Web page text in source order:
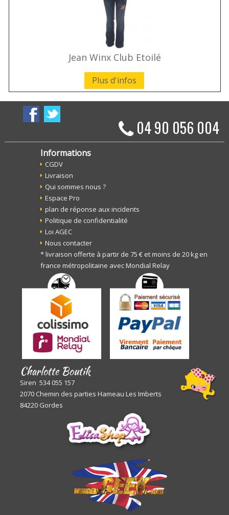
Jean Winx Club Etoilé
Plus d'infos
04 90 056 004
Informations
CGDV
Livraison
Qui sommes nous ?
Espace Pro
plan de réponse aux incidents
Politique de confidentialité
Loi AGEC
Nous contacter
* livraison offerte à partir de 75 € et moins de 20 kg en
france métropolitaine avec Mondial Relay
Charlotte Boutik
Siren 534 055 157
2070 Chemin des parties Hameau Les Imberts
84220 Gordes